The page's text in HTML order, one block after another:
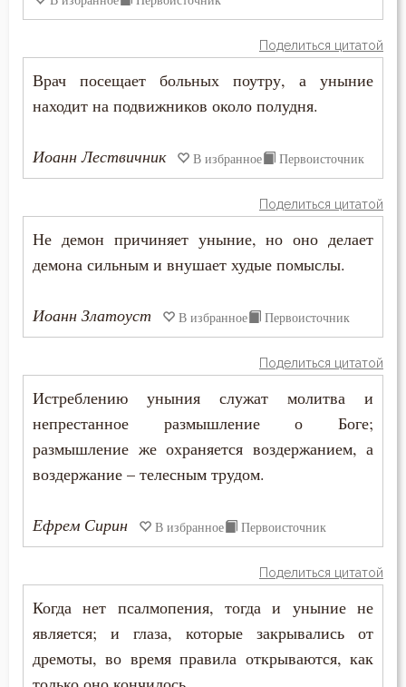
Самолюбие
Самомнение
Свобода
Святость
Сердце
Скромность
Слава
Славолюбие
Сладострастие
Поделиться цитатой
Врач посещает больных поутру, а уныние
находит на подвижников около полудня.
Иоанн Лествичник В избранное Первоисточник
Поделиться цитатой
Не демон причиняет уныние, но оно делает
демона сильным и внушает худые помыслы.
Иоанн Златоуст В избранное Первоисточник
Поделиться цитатой
Истреблению уныния служат молитва и
непрестанное размышление о Боге;
размышление же охраняется воздержанием, а
воздержание – телесным трудом.
Ефрем Сирин В избранное Первоисточник
Поделиться цитатой
Когда нет псалмопения, тогда и уныние не
является; и глаза, которые закрывались от
дремоты, во время правила открываются, как